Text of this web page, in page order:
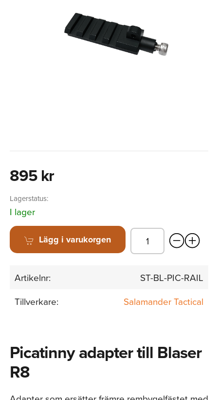
895 kr
Lagerstatus:
I lager
Lägg i varukorgen
Artikelnr:
ST-BL-PIC-RAIL
Tillverkare:
Salamander Tactical
Picatinny adapter till Blaser
R8